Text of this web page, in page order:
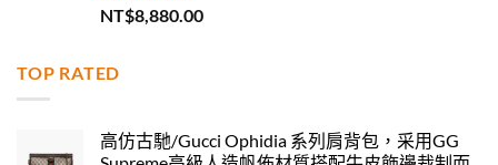
評分 5.00
滿分 5
NT$8,880.00
TOP RATED
高仿古馳/Gucci Ophidia 系列肩背包，采用GG